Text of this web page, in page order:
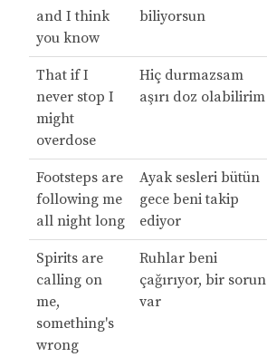
and I think
you know
biliyorsun
That if I
never stop I
might
overdose
Hiç durmazsam
aşırı doz olabilirim
Footsteps are
following me
all night long
Ayak sesleri bütün
gece beni takip
ediyor
Spirits are
calling on
me,
something's
wrong
Ruhlar beni
çağırıyor, bir sorun
var